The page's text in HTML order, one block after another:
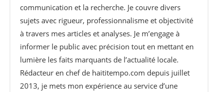
communication et la recherche. Je couvre divers
sujets avec rigueur, professionnalisme et objectivité
à travers mes articles et analyses. Je m’engage à
informer le public avec précision tout en mettant en
lumière les faits marquants de l’actualité locale.
Rédacteur en chef de haititempo.com⁠ depuis juillet
2013, je mets mon expérience au service d’une